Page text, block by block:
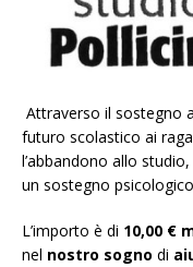
Attraverso il sostegno
futuro scolastico ai
l’abbandono allo
un sostegno
L’importo è di 10,00 €
nel nostro sogno di